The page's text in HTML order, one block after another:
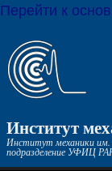
Перейти к
Институт
Институт механики им.
подразделение УФИЦ